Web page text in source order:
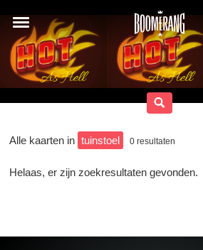
Alle kaarten in tuinstoel 0 resultaten
Helaas, er zijn zoekresultaten gevonden.